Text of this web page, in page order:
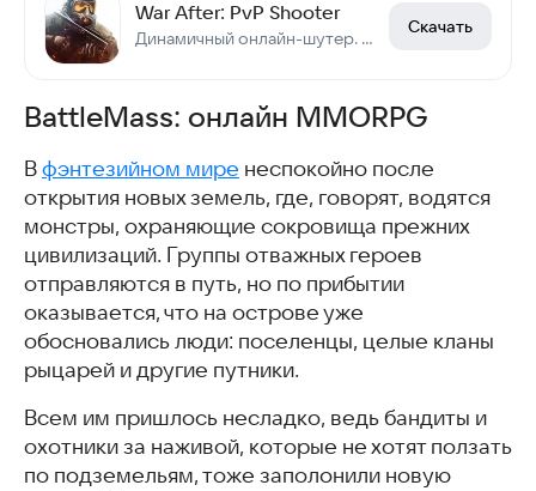
War After: PvP Shooter
Динамичный онлайн-шутер. Сражайся в эпичном PvP
Скачать
BattleMass: онлайн MMORPG
В фэнтезийном мире неспокойно после
открытия новых земель, где, говорят, водятся
монстры, охраняющие сокровища прежних
цивилизаций. Группы отважных героев
отправляются в путь, но по прибытии
оказывается, что на острове уже
обосновались люди: поселенцы, целые кланы
рыцарей и другие путники.
Всем им пришлось несладко, ведь бандиты и
охотники за наживой, которые не хотят ползать
по подземельям, тоже заполонили новую